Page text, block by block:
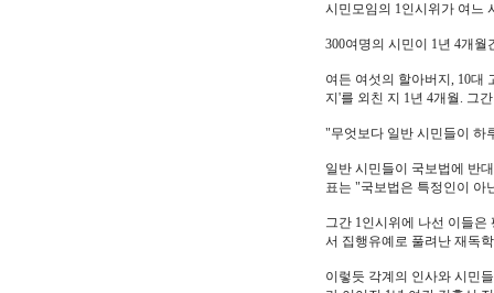
시민모임의 1인시위가 여느
300여명의 시민이 1년 4개
여든 여섯의 할아버지, 10대
지'를 외친 지 1년 4개월. 그
"무엇보다 일반 시민들이 하
일반 시민들이 국보법에 반
표는 "국보법은 특정인이 아
그간 1인시위에 나선 이들
서 집행유예로 풀려난 재독
이렇듯 각계의 인사와 시민